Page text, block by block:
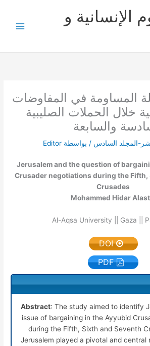
الإنسانية و
المساومة في المفاوضات
خلال الحملات الصليبية
والسابعة
المجلد السادس / بواسطة Editor
Jerusalem and the question of
Crusader negotiations during the Fifth,
Crusades
Mohammed Hidar
Al-Aqsa University || Gaza ||
DOI
PDF
Abstract: The study aimed to identify
issue of bargaining in the Ayyubid
during the Fifth, Sixth and Seventh
Jerusalem played a pivotal and central